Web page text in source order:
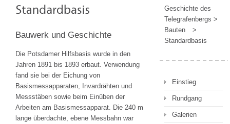
Bauwerk und Geschichte
Die Potsdamer Hilfsbasis wurde in den
Jahren 1891 bis 1893 erbaut. Verwendung
fand sie bei der Eichung von
Basismessapparaten, Invardrähten und
Messstäben sowie beim Einüben der
Arbeiten am Basismessapparat. Die 240 m
lange überdachte, ebene Messbahn war
Geschichte des
Telegrafenbergs >
Bauten
>
Standardbasis
Einstieg
Rundgang
Galerien